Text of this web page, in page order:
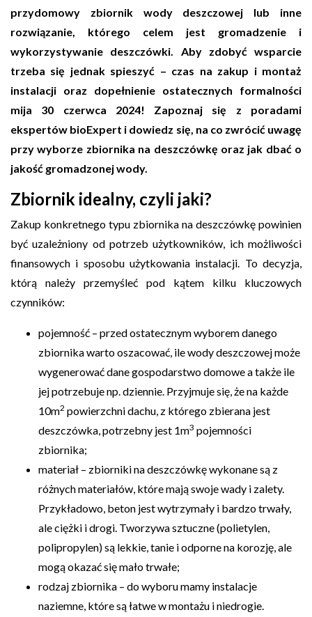
przydomowy zbiornik wody deszczowej lub inne
rozwiązanie, którego celem jest gromadzenie i
wykorzystywanie deszczówki. Aby zdobyć wsparcie
trzeba się jednak spieszyć – czas na zakup i montaż
instalacji oraz dopełnienie ostatecznych formalności
mija 30 czerwca 2024! Zapoznaj się z poradami
ekspertów bioExpert i dowiedz się, na co zwrócić uwagę
przy wyborze zbiornika na deszczówkę oraz jak dbać o
jakość gromadzonej wody.
Zbiornik idealny, czyli jaki?
Zakup konkretnego typu zbiornika na deszczówkę powinien
być uzależniony od potrzeb użytkowników, ich możliwości
finansowych i sposobu użytkowania instalacji. To decyzja,
którą należy przemyśleć pod kątem kilku kluczowych
czynników:
pojemność – przed ostatecznym wyborem danego
zbiornika warto oszacować, ile wody deszczowej może
wygenerować dane gospodarstwo domowe a także ile
jej potrzebuje np. dziennie. Przyjmuje się, że na każde
10m2 powierzchni dachu, z którego zbierana jest
deszczówka, potrzebny jest 1m3 pojemności
zbiornika;
materiał – zbiorniki na deszczówkę wykonane są z
różnych materiałów, które mają swoje wady i zalety.
Przykładowo, beton jest wytrzymały i bardzo trwały,
ale ciężki i drogi. Tworzywa sztuczne (polietylen,
polipropylen) są lekkie, tanie i odporne na korozję, ale
mogą okazać się mało trwałe;
rodzaj zbiornika – do wyboru mamy instalacje
naziemne, które są łatwe w montażu i niedrogie.